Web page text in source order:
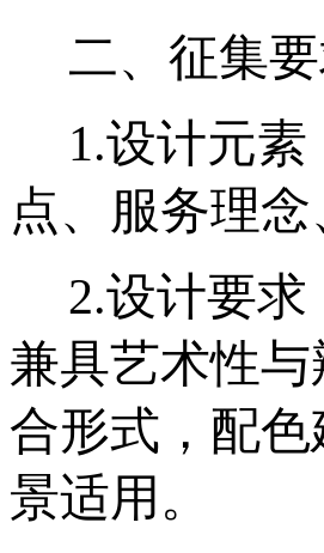
二、征集要
1.设计元素
点、服务理
2.设计要求
兼具艺术性
合形式，配
景适用。